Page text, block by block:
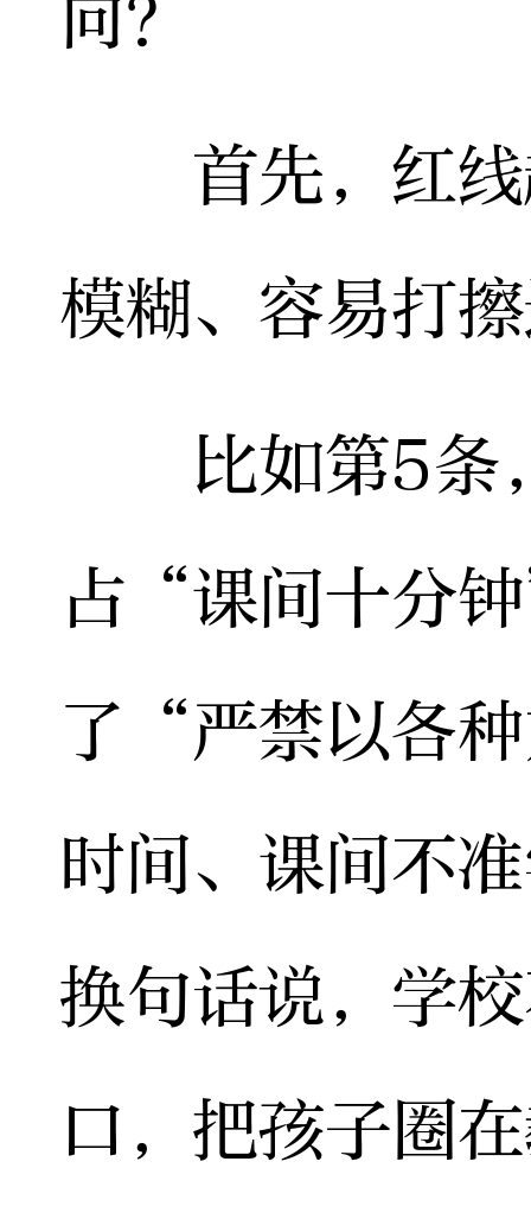
向？
首先，红线
模糊、容易打
比如第5条
占“课间十分
了“严禁以各
时间、课间不
换句话说，学
口，把孩子圈